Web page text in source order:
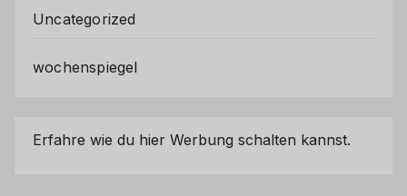
Uncategorized
wochenspiegel
Erfahre wie du hier Werbung schalten kannst.